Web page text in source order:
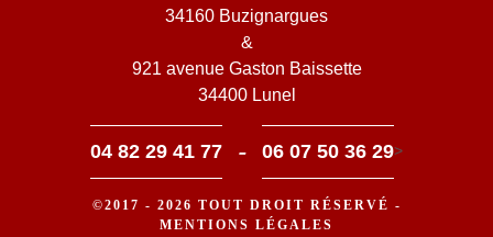
34160 Buzignargues
&
921 avenue Gaston Baissette
34400 Lunel
04 82 29 41 77 - 06 07 50 36 29>
©2017 - 2026 TOUT DROIT RÉSERVÉ -
MENTIONS LÉGALES